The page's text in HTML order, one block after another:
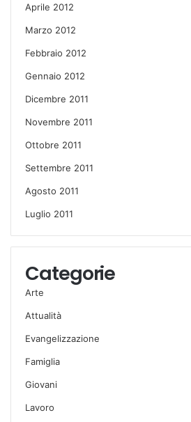
Aprile 2012
Marzo 2012
Febbraio 2012
Gennaio 2012
Dicembre 2011
Novembre 2011
Ottobre 2011
Settembre 2011
Agosto 2011
Luglio 2011
Categorie
Arte
Attualità
Evangelizzazione
Famiglia
Giovani
Lavoro